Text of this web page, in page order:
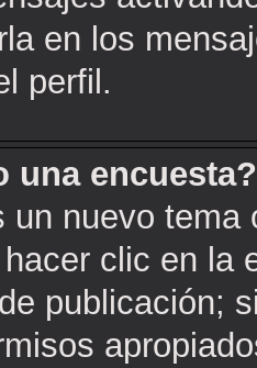
en los
perfil.
una encuesta?
un nuevo
clic en la
publicación;